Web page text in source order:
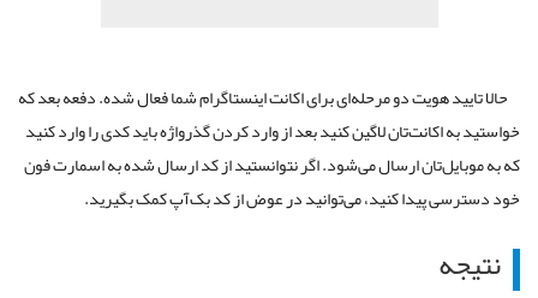
حالا تایید هویت دو مرحله‌ای برای اکانت اینستاگرام شما فعال شده. دفعه بعد که
خواستید به اکانت‌تان لاگین کنید بعد از وارد کردن گذرواژه باید کدی را وارد کنید
که به موبایل‌تان ارسال می‌شود. اگر نتوانستید از کد ارسال شده به اسمارت فون
خود دسترسی پیدا کنید، می‌توانید در عوض از کد بک‌آپ کمک بگیرید.
نتیجه